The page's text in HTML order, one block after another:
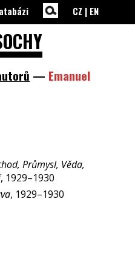
CZ | EN
— Emanuel
Průmysl, Věda,
, 1929–1930
, 1929–1930